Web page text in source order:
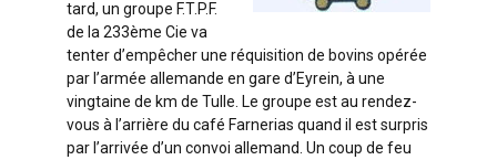
tard, un groupe F.T.P.F.
de la 233ème Cie va
tenter d’empêcher une réquisition de bovins opérée
par l’armée allemande en gare d’Eyrein, à une
vingtaine de km de Tulle. Le groupe est au rendez-
vous à l’arrière du café Farnerias quand il est surpris
par l’arrivée d’un convoi allemand. Un coup de feu